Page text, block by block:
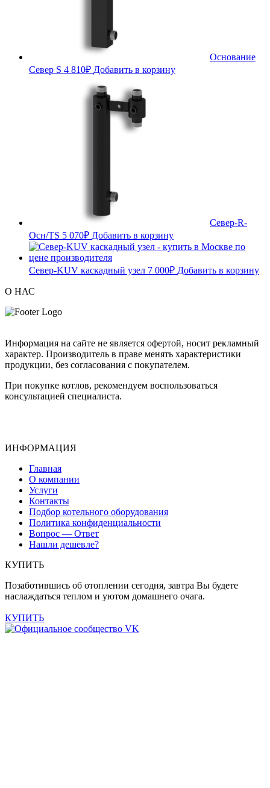
Основание
Север S 4 810₽ Добавить в корзину
Север-R-
Осн/TS 5 070₽ Добавить в корзину
Север-KUV каскадный узел 7 000₽ Добавить в корзину
О НАС
Информация на сайте не является офертой, носит рекламный
характер. Производитель в праве менять характеристики
продукции, без согласования с покупателем.
При покупке котлов, рекомендуем воспользоваться
консультацией специалиста.
ИНФОРМАЦИЯ
Главная
О компании
Услуги
Контакты
Подбор котельного оборудования
Политика конфиденциальности
Вопрос — Ответ
Нашли дешевле?
КУПИТЬ
Позаботившись об отоплении сегодня, завтра Вы будете
наслаждаться теплом и уютом домашнего очага.
КУПИТЬ